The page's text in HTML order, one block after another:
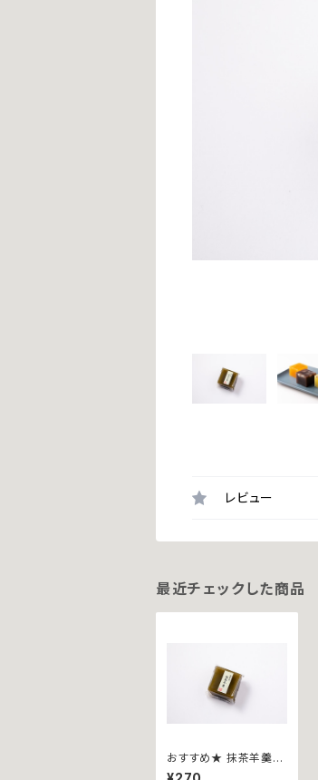
レビュー
最近チェックした商品
おすすめ★ 抹茶羊羹~
ミニ~